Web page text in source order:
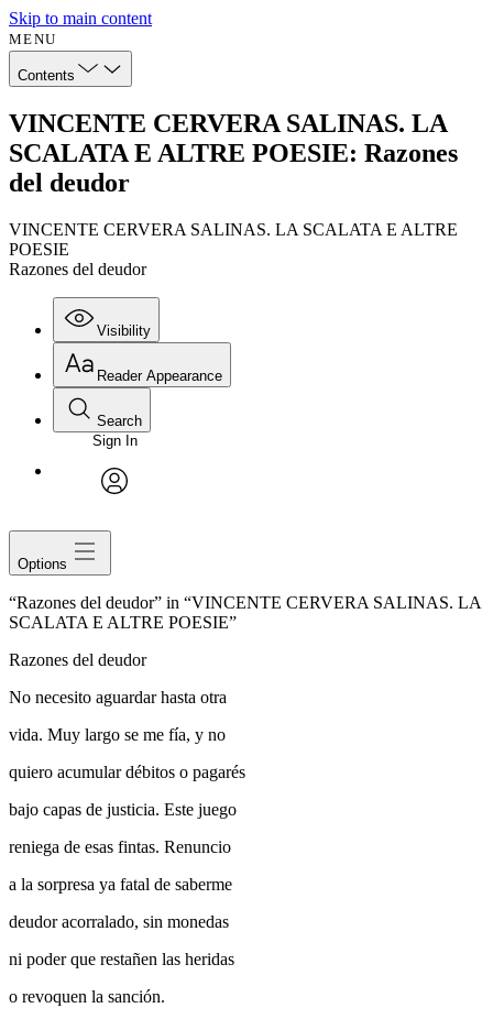
Skip to main content
MENU
Contents
VINCENTE CERVERA SALINAS. LA
SCALATA E ALTRE POESIE: Razones
del deudor
VINCENTE CERVERA SALINAS. LA SCALATA E ALTRE
POESIE
Razones del deudor
Visibility
Reader Appearance
Search
Sign In
Options
“Razones del deudor” in “VINCENTE CERVERA SALINAS. LA
SCALATA E ALTRE POESIE”
Razones del deudor
No necesito aguardar hasta otra
vida. Muy largo se me fía, y no
quiero acumular débitos o pagarés
bajo capas de justicia. Este juego
reniega de esas fintas. Renuncio
a la sorpresa ya fatal de saberme
deudor acorralado, sin monedas
ni poder que restañen las heridas
o revoquen la sanción.